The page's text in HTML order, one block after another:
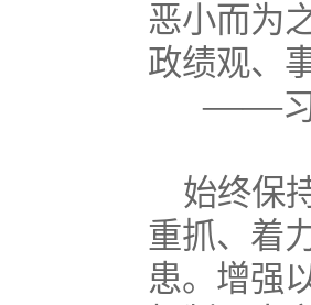
恶小而为
政绩观、
——
始终保
重抓、着
患。增强